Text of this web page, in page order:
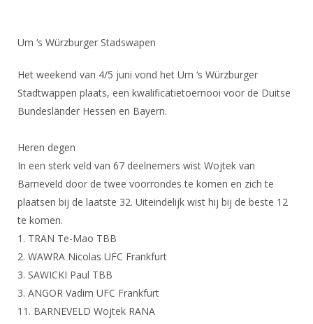
Forums
Maandelijks archief
Evenement
Website
Gebruiksvoorwaarden
Historie
Lidmaatschap
Tarieven
Reglementen
Sponsors en Partners
Organisatie
Commissies
Ereleden
Leden van Verdiensten
Vacatures
Recreatiesport
Veteranen
Wedstrijdsport
Ranglijsten
Inschrijven
Reglementen
Materiaal
Schermpaspoort
Nieuws
NK's
Oranje
FBT
SBT
Talentontwikkeling
Atletencommissie
Voor de jeugd
Ouders en vereniging
Jeugdkampen
Brassardsysteem
Voor coaches en leraren
Nieuws
Nationale opleidingen
Internationale opleidingen
Forums
Schermforum
Nieuws
Contact
NK organiseren
Um ‘s Würzburger Stadswapen
Het weekend van 4/5 juni vond het Um ‘s Würzburger
Stadtwappen plaats, een kwalificatietoernooi voor de Duitse
Bundesländer Hessen en Bayern.
Heren degen
In een sterk veld van 67 deelnemers wist Wojtek van
Barneveld door de twee voorrondes te komen en zich te
plaatsen bij de laatste 32. Uiteindelijk wist hij bij de beste 12
te komen.
1. TRAN Te-Mao TBB
2. WAWRA Nicolas UFC Frankfurt
3. SAWICKI Paul TBB
3. ANGOR Vadim UFC Frankfurt
11. BARNEVELD Wojtek RANA